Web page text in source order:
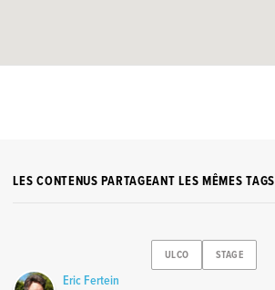
LES CONTENUS PARTAGEANT LES MÊMES TAGS
ULCO STAGE
Eric Fertein